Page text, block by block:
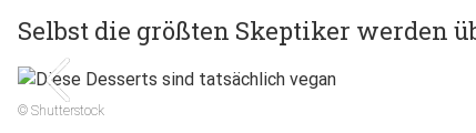
Selbst die größten Skeptiker werden
© Shutterstock